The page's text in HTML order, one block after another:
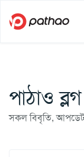
পাঠাও ব্লগ
সকল বিবৃতি,